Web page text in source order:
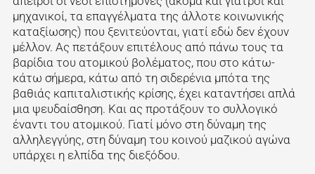
μηχανικοί, τα επαγγέλματα της άλλοτε κοινωνικής
καταξίωσης) που ξενιτεύονται, γιατί εδώ δεν έχουν
μέλλον. Ας πετάξουν επιτέλους από πάνω τους τα
βαρίδια του ατομικού βολέματος, που στο κάτω-
κάτω σήμερα, κάτω από τη σιδερένια μπότα της
βαθιάς καπιταλιστικής κρίσης, έχει καταντήσει απλά
μια ψευδαίσθηση. Και ας προτάξουν το συλλογικό
έναντι του ατομικού. Γιατί μόνο στη δύναμη της
αλληλεγγύης, στη δύναμη του κοινού μαζικού αγώνα
υπάρχει η ελπίδα της διεξόδου.